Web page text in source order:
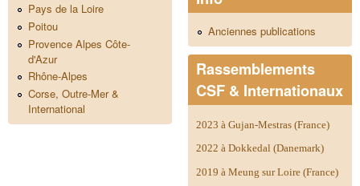
Pays de la Loire
Poitou
Provence Alpes Côte-
d'Azur
Rhône-Alpes
Corse, Outre-Mer &
International
Anciennes publications
Rassemblements
CSF & Internationaux
2023 à Gujan-Mestras (France)
2022 à Dokkedal (Danemark)
2019 à Meung sur Loire (France)